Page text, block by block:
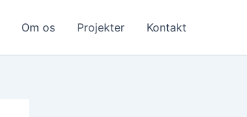
Om os Projekter Kontakt